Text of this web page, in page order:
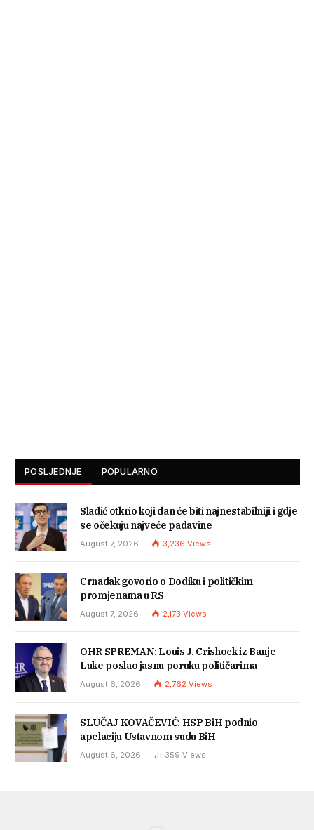
POSLJEDNJE POPULARNO
Sladić otkrio koji dan će biti najnestabilniji i gdje
se očekuju najveće padavine
August 7, 2026 3,236 Views
Crnadak govorio o Dodiku i političkim
promjenama u RS
August 7, 2026 2,173 Views
OHR SPREMAN: Louis J. Crishock iz Banje
Luke poslao jasnu poruku političarima
August 6, 2026 2,762 Views
SLUČAJ KOVAČEVIĆ: HSP BiH podnio
apelaciju Ustavnom sudu BiH
August 6, 2026 359 Views